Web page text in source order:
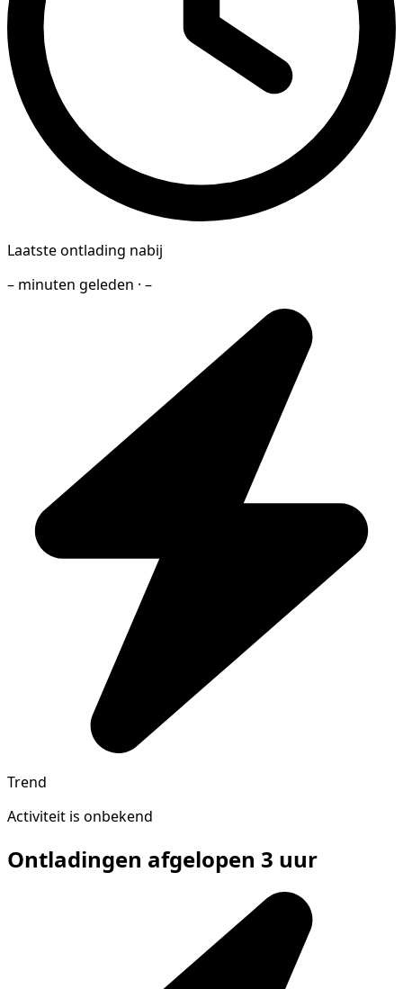
Laatste ontlading nabij
– minuten geleden · –
Trend
Activiteit is onbekend
Ontladingen afgelopen 3 uur